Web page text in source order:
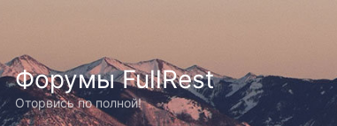
Форумы FullRest
Оторвись по полной!